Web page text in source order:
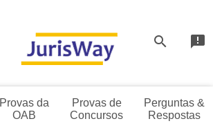
search announcement
Provas da
OAB
Provas de
Concursos
Perguntas &
Respostas